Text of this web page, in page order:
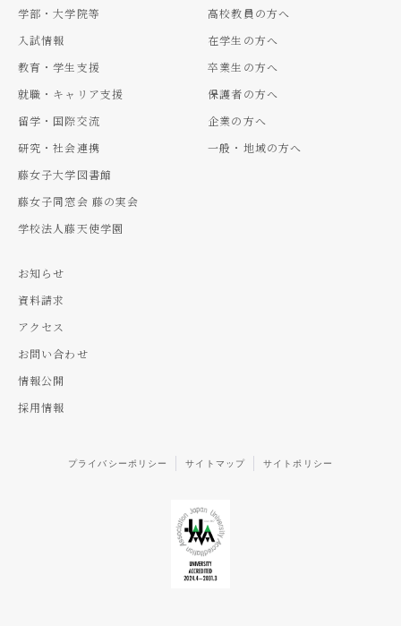
学部・大学院等
入試情報
教育・学生支援
就職・キャリア支援
留学・国際交流
研究・社会連携
藤女子大学図書館
藤女子同窓会 藤の実会
学校法人藤天使学園
高校教員の方へ
在学生の方へ
卒業生の方へ
保護者の方へ
企業の方へ
一般・地域の方へ
お知らせ
資料請求
アクセス
お問い合わせ
情報公開
採用情報
プライバシーポリシー サイトマップ サイトポリシー